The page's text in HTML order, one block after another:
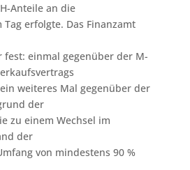
Anteile an die
Tag erfolgte. Das Finanzamt
fest: einmal gegenüber der M-
weiteres Mal gegenüber der
der
zu einem Wechsel im
der
von mindestens 90 %